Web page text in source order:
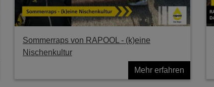
Sommerraps von RAPOOL - (k)eine
Nischenkultur
Mehr erfahren